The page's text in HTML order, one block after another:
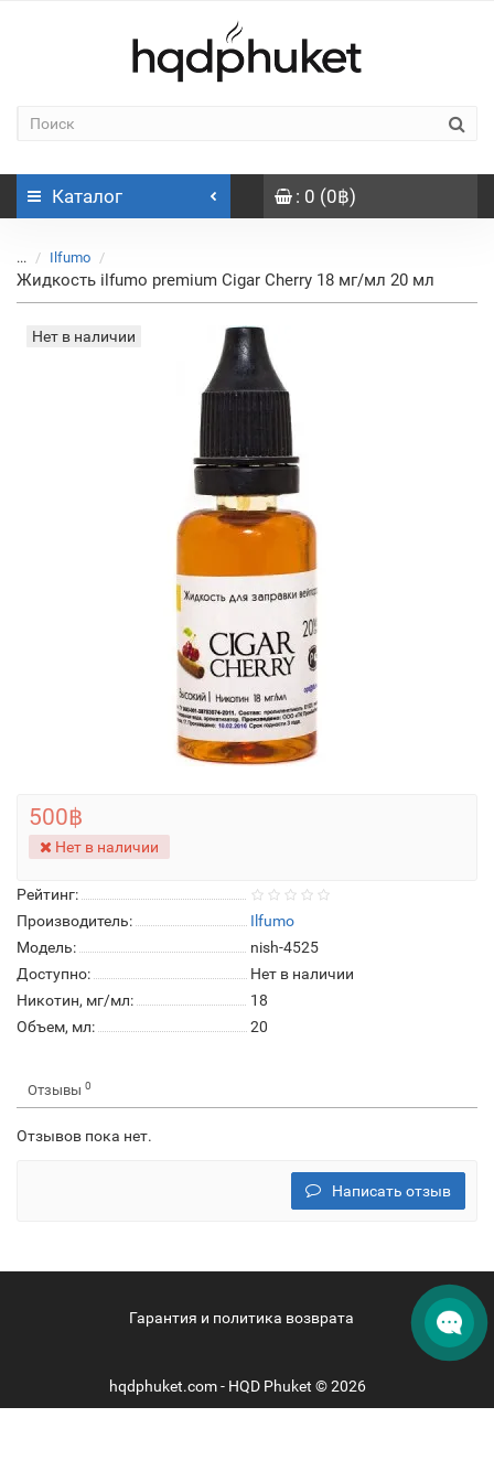
Каталог : 0 (0฿)
... Ilfumo
Жидкость ilfumo premium Cigar Cherry 18 мг/мл 20 мл
Нет в наличии
Рейтинг:
Производитель:
Ilfumo
Модель:
nish-4525
Доступно:
Нет в наличии
Никотин, мг/мл:
18
Объем, мл:
20
500฿
Нет в наличии
Отзывы 0
Отзывов пока нет.
Написать отзыв
Гарантия и политика возврата
hqdphuket.com - HQD Phuket © 2026